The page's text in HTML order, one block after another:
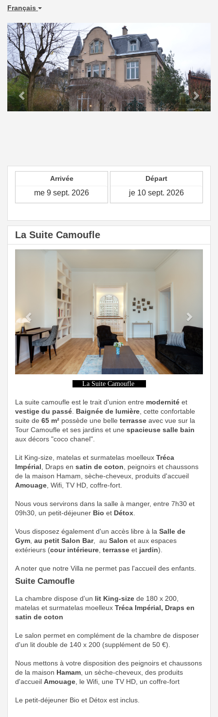
Français
Previous
Arrivée Départ
La Suite Camoufle
Previous
La Suite Camoufle
La suite camoufle est le trait d'union entre modernité et
vestige du passé Baignée de lumière , cette confortable
suite de 65 m² possède une belle terrasse avec vue sur la
Tour Camoufle et ses jardins et une spacieuse salle bain
aux décors "coco chanel".
Lit King-size, matelas et surmatelas moelleux Tréca
Impérial , Draps en satin de coton , peignoirs et chaussons
de la maison Hamam, sèche-cheveux, produits d'accueil
Amouage , Wifi, TV HD, coffre-fort.
Nous vous servirons dans la salle à manger, entre 7h30 et
09h30, un petit-déjeuner Bio et Détox
Vous disposez également d'un accès libre à la Salle de
Gym au petit Salon Bar, au Salon et aux espaces
extérieurs (cour intérieure terrasse et jardin).
A noter que notre Villa ne permet pas l'accueil des enfants.
Suite Camoufle
La chambre dispose d'un lit King-size de 180 x 200,
matelas et surmatelas moelleux Tréca Impérial, Draps en
satin de coton
Le salon permet en complément de la chambre de disposer
d'un lit double de 140 x 200 (supplément de 50 €).
Nous mettons à votre disposition des peignoirs et chaussons
de la maison Hamam , un sèche-cheveux, des produits
d'accueil Amouage , le Wifi, une TV HD, un coffre-fort
Le petit-déjeuner Bio et Détox est inclus.